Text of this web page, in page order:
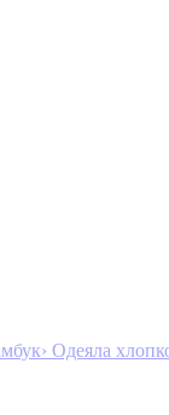
› Одеяла